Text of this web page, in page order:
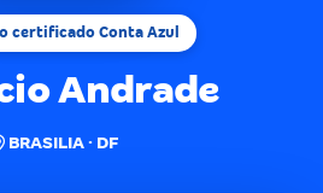
certificado Conta Azul
Andrade
BRASILIA · DF